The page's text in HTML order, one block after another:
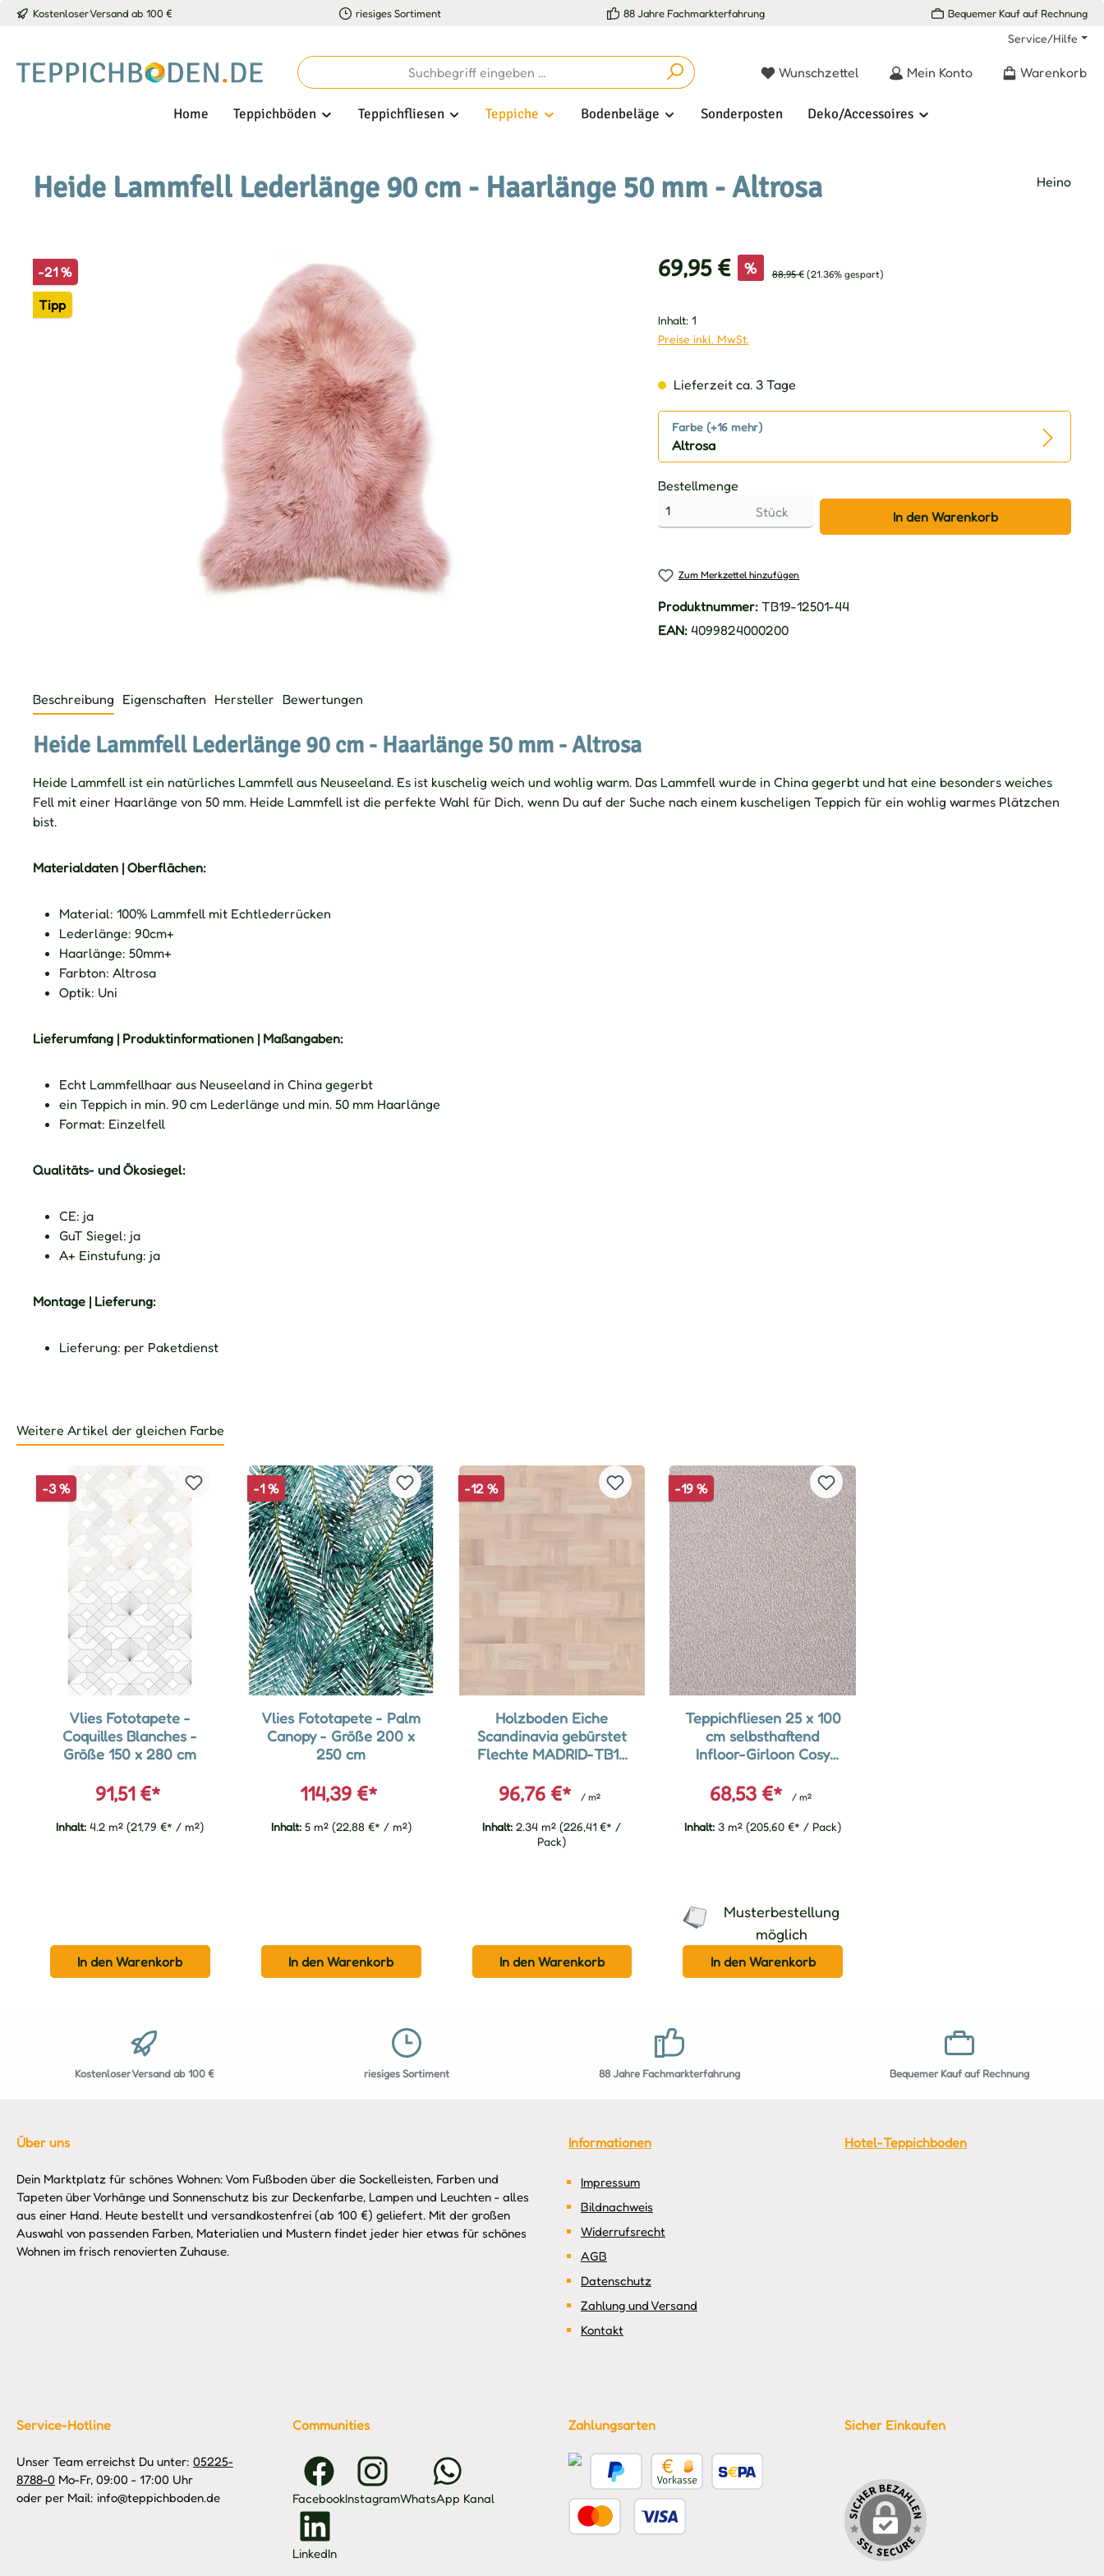
Hauptinhalt springen
Zur Suche springen
Zur Hauptnavigation springen
Kostenloser Versand ab 100 € riesiges Sortiment 88 Jahre Fachmarkterfahrung Bequemer Kauf auf Rechnung
Service/Hilfe
Wunschzettel Du hast 0 Produkte auf dem Merkzettel
Mein Konto Warenkorb
Home Teppichböden Teppichfliesen Teppiche Bodenbeläge Sonderposten Deko/Accessoires
Heide Lammfell Lederlänge 90 cm - Haarlänge 50 mm - Altrosa Heino
Bildergalerie überspringen
-21 %
Tipp
Verkaufspreis:
69,95 € % Regulärer Preis:
88,95 € (21.36% gespart)
Inhalt: 1
Preise inkl. MwSt.
Lieferzeit ca. 3 Tage
Farbe (+16 mehr)
Altrosa
Bestellmenge
Stück
In den Warenkorb
Zum Merkzettel hinzufügen
Produktnummer: TB19-12501-44
EAN: 4099824000200
Beschreibung Eigenschaften Hersteller Bewertungen
Heide Lammfell Lederlänge 90 cm - Haarlänge 50 mm - Altrosa
Heide Lammfell ist ein natürliches Lammfell aus Neuseeland. Es ist kuschelig weich und wohlig warm. Das Lammfell wurde in China gegerbt und hat eine besonders weiches
Fell mit einer Haarlänge von 50 mm. Heide Lammfell ist die perfekte Wahl für Dich, wenn Du auf der Suche nach einem kuscheligen Teppich für ein wohlig warmes Plätzchen
bist.
Materialdaten | Oberflächen:
Material: 100% Lammfell mit Echtlederrücken
Lederlänge: 90cm+
Haarlänge: 50mm+
Farbton: Altrosa
Optik: Uni
Lieferumfang | Produktinformationen | Maßangaben:
Echt Lammfellhaar aus Neuseeland in China gegerbt
ein Teppich in min. 90 cm Lederlänge und min. 50 mm Haarlänge
Format: Einzelfell
Qualitäts- und Ökosiegel:
CE: ja
GuT Siegel: ja
A+ Einstufung: ja
Montage | Lieferung:
Lieferung: per Paketdienst
Weitere Artikel der gleichen Farbe
Produktgalerie überspringen
-3 %
Vlies Fototapete -
Coquilles Blanches -
Größe 150 x 280 cm
91,51 €*
Inhalt:4.2 m²(21,79 €* / m²)
In den Warenkorb
-1 %
Vlies Fototapete - Palm
Canopy - Größe 200 x
250 cm
114,39 €*
Inhalt: 5 m² (22,88 €* / m²)
In den Warenkorb
-12 %
Holzboden Eiche
Scandinavia gebürstet
Flechte MADRID-TB15
96,76 €* / m²
Inhalt:2.34 m²(226,41 €* /
Pack)
In den Warenkorb
-19 %
Teppichfliesen 25 x 100
cm selbsthaftend
Infloor-Girloon Cosy
68,53 €* / m²
Inhalt:3 m²(205,60 €* / Pack)
Musterbestellung
möglich
In den Warenkorb
Kostenloser Versand ab 100 € riesiges Sortiment 88 Jahre Fachmarkterfahrung Bequemer Kauf auf Rechnung
Über uns
Dein Marktplatz für schönes Wohnen: Vom Fußboden über die Sockelleisten, Farben und
Tapeten über Vorhänge und Sonnenschutz bis zur Deckenfarbe, Lampen und Leuchten - alles
aus einer Hand. Heute bestellt und versandkostenfrei (ab 100 €) geliefert. Mit der großen
Auswahl von passenden Farben, Materialien und Mustern findet jeder hier etwas für schönes
Wohnen im frisch renovierten Zuhause.
Informationen
Impressum
Bildnachweis
Widerrufsrecht
AGB
Datenschutz
Zahlung und Versand
Kontakt
Hotel-Teppichboden
Service-Hotline
Unser Team erreichst Du unter: 05225-
8788-0 Mo-Fr, 09:00 - 17:00 Uhr
oder per Mail: info@teppichboden.de
Communities
FacebookInstagramWhatsApp Kanal
LinkedIn
Zahlungsarten
Kreditkarte
PayPal Vorkasse Benutzerdefiniertes Bild 1
Sicher Einkaufen